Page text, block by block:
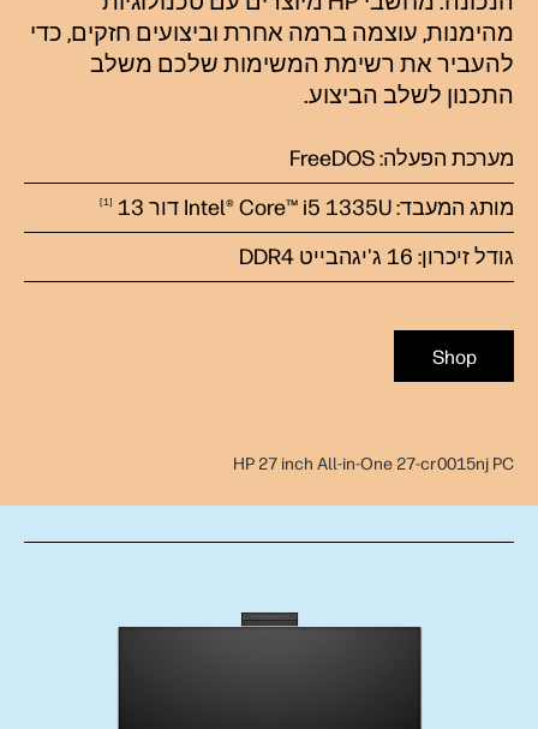
מהימנות, עוצמה ברמה אחרת וביצועים חזקים, כדי
להעביר את רשימת המשימות שלכם משלב
התכנון לשלב הביצוע.
מערכת הפעלה: FreeDOS
מותג המעבד: Intel® Core™ i5 1335U דור
13
1
גודל זיכרון: 16 ג'יגהבייט DDR4
Shop
HP 27 inch All-in-One 27-cr0015nj PC